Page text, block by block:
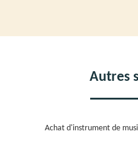
Autres
Achat d'instrument de